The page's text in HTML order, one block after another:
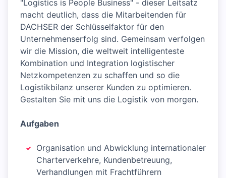
"Logistics is People Business" - dieser Leitsatz
macht deutlich, dass die Mitarbeitenden für
DACHSER der Schlüsselfaktor für den
Unternehmenserfolg sind. Gemeinsam verfolgen
wir die Mission, die weltweit intelligenteste
Kombination und Integration logistischer
Netzkompetenzen zu schaffen und so die
Logistikbilanz unserer Kunden zu optimieren.
Gestalten Sie mit uns die Logistik von morgen.
Aufgaben
Organisation und Abwicklung internationaler
Charterverkehre, Kundenbetreuung,
Verhandlungen mit Frachtführern